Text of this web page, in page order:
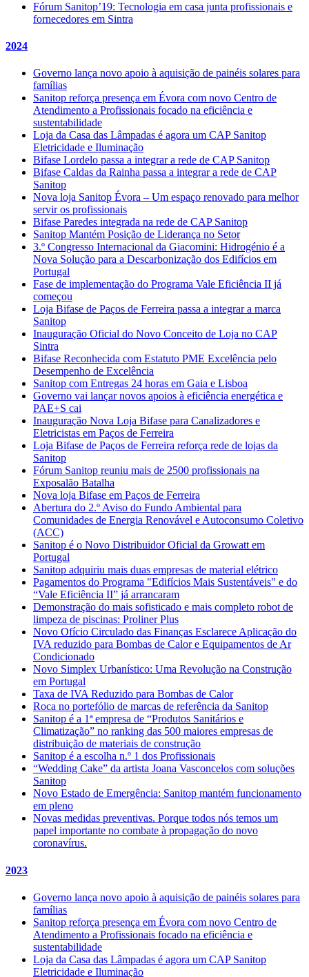
Fórum Sanitop’19: Tecnologia em casa junta profissionais e
fornecedores em Sintra
2024
Governo lança novo apoio à aquisição de painéis solares para
famílias
Sanitop reforça presença em Évora com novo Centro de
Atendimento a Profissionais focado na eficiência e
sustentabilidade
Loja da Casa das Lâmpadas é agora um CAP Sanitop
Eletricidade e Iluminação
Bifase Lordelo passa a integrar a rede de CAP Sanitop
Bifase Caldas da Rainha passa a integrar a rede de CAP
Sanitop
Nova loja Sanitop Évora – Um espaço renovado para melhor
servir os profissionais
Bifase Paredes integrada na rede de CAP Sanitop
Sanitop Mantém Posição de Liderança no Setor
3.º Congresso Internacional da Giacomini: Hidrogénio é a
Nova Solução para a Descarbonização dos Edifícios em
Portugal
Fase de implementação do Programa Vale Eficiência II já
começou
Loja Bifase de Paços de Ferreira passa a integrar a marca
Sanitop
Inauguração Oficial do Novo Conceito de Loja no CAP
Sintra
Bifase Reconhecida com Estatuto PME Excelência pelo
Desempenho de Excelência
Sanitop com Entregas 24 horas em Gaia e Lisboa
Governo vai lançar novos apoios à eficiência energética e
PAE+S cai
Inauguração Nova Loja Bifase para Canalizadores e
Eletricistas em Paços de Ferreira
Loja Bifase de Paços de Ferreira reforça rede de lojas da
Sanitop
Fórum Sanitop reuniu mais de 2500 profissionais na
Exposalão Batalha
Nova loja Bifase em Paços de Ferreira
Abertura do 2.º Aviso do Fundo Ambiental para
Comunidades de Energia Renovável e Autoconsumo Coletivo
(ACC)
Sanitop é o Novo Distribuidor Oficial da Growatt em
Portugal
Sanitop adquiriu mais duas empresas de material elétrico
Pagamentos do Programa "Edifícios Mais Sustentáveis" e do
“Vale Eficiência II” já arrancaram
Demonstração do mais sofisticado e mais completo robot de
limpeza de piscinas: Proliner Plus
Novo Ofício Circulado das Finanças Esclarece Aplicação do
IVA reduzido para Bombas de Calor e Equipamentos de Ar
Condicionado
Novo Simplex Urbanístico: Uma Revolução na Construção
em Portugal
Taxa de IVA Reduzido para Bombas de Calor
Roca no portefólio de marcas de referência da Sanitop
Sanitop é a 1ª empresa de “Produtos Sanitários e
Climatização” no ranking das 500 maiores empresas de
distribuição de materiais de construção
Sanitop é a escolha n.º 1 dos Profissionais
“Wedding Cake” da artista Joana Vasconcelos com soluções
Sanitop
Novo Estado de Emergência: Sanitop mantém funcionamento
em pleno
Novas medidas preventivas. Porque todos nós temos um
papel importante no combate à propagação do novo
coronavírus.
2023
Governo lança novo apoio à aquisição de painéis solares para
famílias
Sanitop reforça presença em Évora com novo Centro de
Atendimento a Profissionais focado na eficiência e
sustentabilidade
Loja da Casa das Lâmpadas é agora um CAP Sanitop
Eletricidade e Iluminação